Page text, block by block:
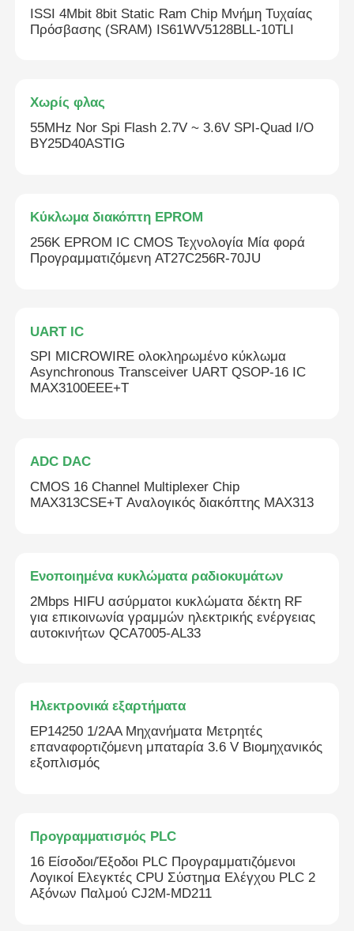
ISSI 4Mbit 8bit Static Ram Chip Μνήμη Τυχαίας
Πρόσβασης (SRAM) IS61WV5128BLL-10TLI
Χωρίς φλας
55MHz Nor Spi Flash 2.7V ~ 3.6V SPI-Quad I/O
BY25D40ASTIG
Κύκλωμα διακόπτη EPROM
256K EPROM IC CMOS Τεχνολογία Μία φορά
Προγραμματιζόμενη AT27C256R-70JU
UART IC
SPI MICROWIRE ολοκληρωμένο κύκλωμα
Asynchronous Transceiver UART QSOP-16 IC
MAX3100EEE+T
ADC DAC
CMOS 16 Channel Multiplexer Chip
MAX313CSE+T Αναλογικός διακόπτης MAX313
Ενοποιημένα κυκλώματα ραδιοκυμάτων
2Mbps HIFU ασύρματοι κυκλώματα δέκτη RF
για επικοινωνία γραμμών ηλεκτρικής ενέργειας
αυτοκινήτων QCA7005-AL33
Ηλεκτρονικά εξαρτήματα
ΕΡ14250 1/2AA Μηχανήματα Μετρητές
επαναφορτιζόμενη μπαταρία 3.6 V Βιομηχανικός
εξοπλισμός
Προγραμματισμός PLC
16 Είσοδοι/Έξοδοι PLC Προγραμματιζόμενοι
Λογικοί Ελεγκτές CPU Σύστημα Ελέγχου PLC 2
Αξόνων Παλμού CJ2M-MD211